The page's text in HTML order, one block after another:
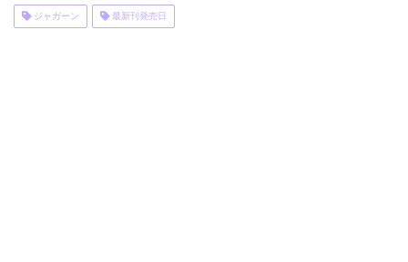
ジャガーン 最新刊発売日